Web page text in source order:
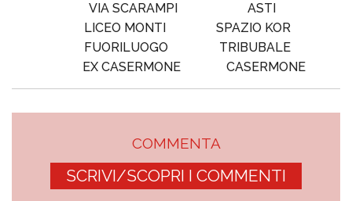
VIA SCARAMPI
ASTI
LICEO MONTI
SPAZIO KOR
FUORILUOGO
TRIBUBALE
EX CASERMONE
CASERMONE
COMMENTA
SCRIVI/SCOPRI I COMMENTI